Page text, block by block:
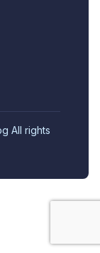
All rights